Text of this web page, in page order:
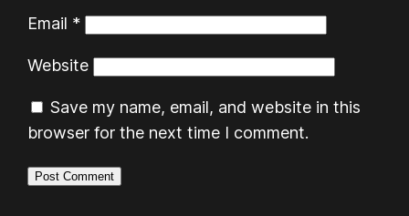
Email *
Website
Save my name, email, and website in this
browser for the next time I comment.